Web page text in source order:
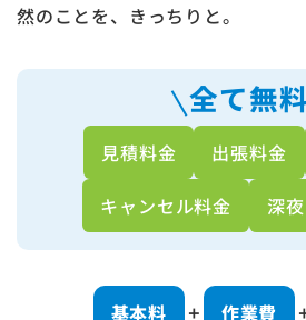
然のことを、きっちりと。
見積料金 出張料金
キャンセル料金
深
全て無料
基本料 ＋ 作業費